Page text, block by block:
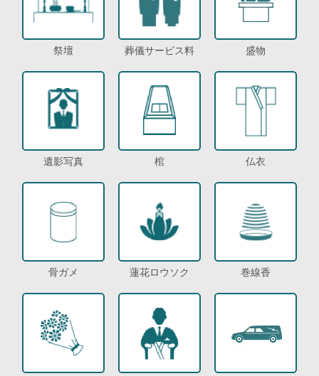
祭壇 葬儀サービス料 盛物
遺影写真 棺 仏衣
骨ガメ 蓮花ロウソク 巻線香